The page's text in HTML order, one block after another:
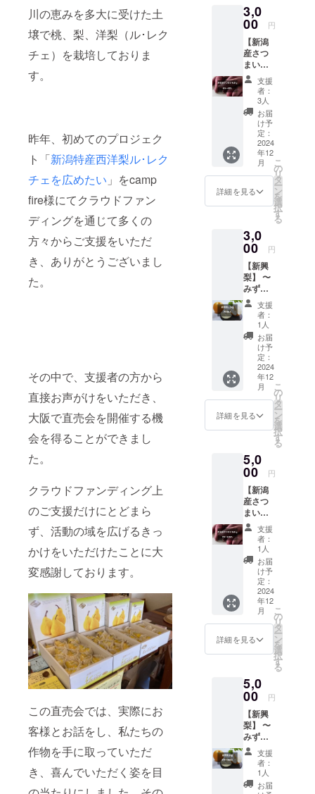
川の恵みを多大に受けた土
壌で桃、梨、洋梨（ル･レク
チェ）を栽培しておりま
す。
昨年、初めてのプロジェク
ト「新潟特産西洋梨ル･レク
チェを広めたい 」をcamp
fire様にてクラウドファン
ディングを通じて多くの
方々からご支援をいただ
き、ありがとうございまし
た。
その中で、支援者の方から
直接お声がけをいただき、
大阪で直売会を開催する機
会を得ることができまし
た。
クラウドファンディング上
のご支援だけにとどまら
ず、活動の域を広げるきっ
かけをいただけたことに大
変感謝しております。
この直売会では、実際にお
客様とお話をし、私たちの
作物を手に取っていただ
き、喜んでいただく姿を目
ステッ
カーを
送らせ
ていた
だきま
す。
3,0
00 円
【新潟
産さつ
まいも
1kg】
・個
数:3~6
個 ・重
量:1kg
・保存
方法: 高
温多湿
を避け
常温、
冷暗所
で保存
・消費
１ヶ月
程度 ・
産地:新
潟県加
茂市 ・
品種に
ついて:
「紅は
か」、
「シル
クス
イー
ト」、
「安納
芋」な
どの品
けしま
す。そ
れぞれ
異なる
甘みや
食感を
お楽し
みくだ
さい。
どの品
種が届
くか
は、収
穫状況
によっ
て異な
るた
サプラ
イズ感
も楽し
めま
す。
【品種
の特
徴】 紅
はるか:
ねっと
支援
者：
3人
お届
け予
定：
2024
年12
月
詳細を見る
こ
の
リ
タ
ー
ン
を
選
択
す
る
3,0
00 円
【新興
梨】 〜
みずみ
ずしさ
と甘
さ、絶
妙な酸
味が織
りなす
秋の逸
品〜 新
潟県加
茂市で
育てら
れた大
玉の新
お届け
しま
す。新
興梨
は、
シャ
キッと
した食
感とみ
ずみず
しい甘
さ、そ
して絶
妙な酸
味のバ
ランス
が魅力
て、一
度食べ
たら忘
れられ
ない味
わいで
す。 内
容量: 3
個 重量:
約1.5kg
支援
者：
1人
お届
け予
定：
2024
年12
月
詳細を見る
こ
の
リ
タ
ー
ン
を
選
択
す
る
5,0
00 円
【新潟
産さつ
まいも
2kg】
・個
数:5~10
個 ・重
量:2kg
・保存
方法: 高
温多湿
を避け
常温、
冷暗所
で保存
・消費
１ヶ月
程度 ・
産地:新
潟県加
茂市 ・
品種に
ついて:
「紅は
か」、
支援
者：
1人
お届
け予
定：
2024
年12
月
詳細を見る
こ
の
リ
タ
ー
ン
を
選
択
す
る
5,0
00 円
【新興
梨】 〜
みずみ
ずしさ
と甘
さ、絶
妙な酸
支援
者：
1人
お届